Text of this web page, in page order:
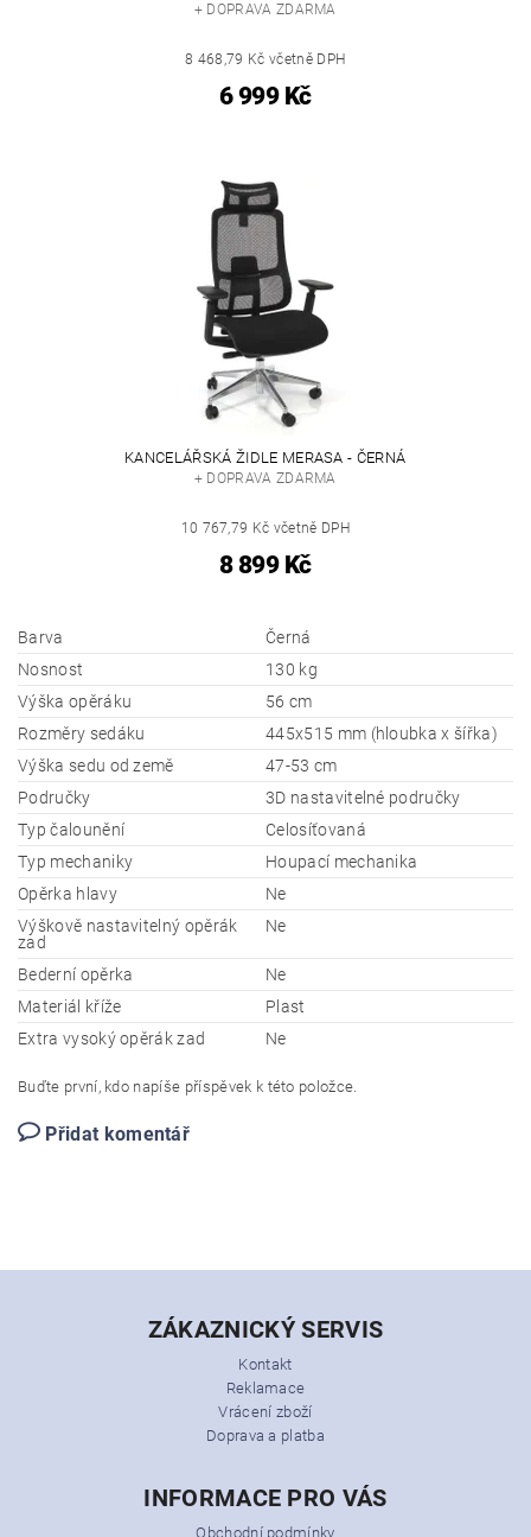
+ DOPRAVA ZDARMA
8 468,79 Kč včetně DPH
6 999 Kč
KANCELÁŘSKÁ ŽIDLE MERASA - ČERNÁ
+ DOPRAVA ZDARMA
10 767,79 Kč včetně DPH
8 899 Kč
Barva
Černá
Nosnost
130 kg
Výška opěráku
56 cm
Rozměry sedáku
445x515 mm (hloubka x šířka)
Výška sedu od země
47-53 cm
Područky
3D nastavitelné područky
Typ čalounění
Celosíťovaná
Typ mechaniky
Houpací mechanika
Opěrka hlavy
Ne
Výškově nastavitelný opěrák
zad
Ne
Bederní opěrka
Ne
Materiál kříže
Plast
Extra vysoký opěrák zad
Ne
Buďte první, kdo napíše příspěvek k této položce.
Přidat komentář
ZÁKAZNICKÝ SERVIS
Kontakt
Reklamace
Vrácení zboží
Doprava a platba
INFORMACE PRO VÁS
Obchodní podmínky